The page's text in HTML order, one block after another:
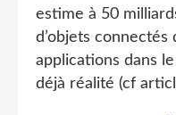
estime à 50
d’objets connectés
applications dans
déjà réalité (cf